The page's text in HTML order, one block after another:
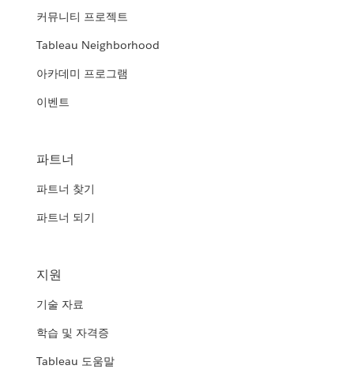
커뮤니티 프로젝트
Tableau Neighborhood
아카데미 프로그램
이벤트
파트너
파트너 찾기
파트너 되기
지원
기술 자료
학습 및 자격증
Tableau 도움말